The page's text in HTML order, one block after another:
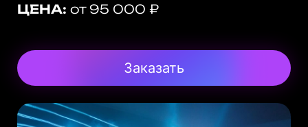
ЦЕНА: от 95 000 ₽
Заказать